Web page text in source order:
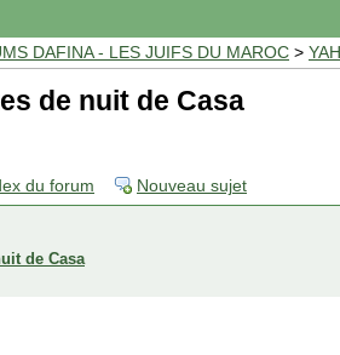
DAFINA - LES JUIFS DU MAROC >
de nuit de Casa
du forum Nouveau sujet
de Casa